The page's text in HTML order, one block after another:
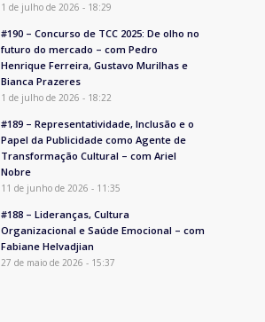
1 de julho de 2026 - 18:29
#190 – Concurso de TCC 2025: De olho no
futuro do mercado – com Pedro
Henrique Ferreira, Gustavo Murilhas e
Bianca Prazeres
1 de julho de 2026 - 18:22
#189 – Representatividade, Inclusão e o
Papel da Publicidade como Agente de
Transformação Cultural – com Ariel
Nobre
11 de junho de 2026 - 11:35
#188 – Lideranças, Cultura
Organizacional e Saúde Emocional – com
Fabiane Helvadjian
27 de maio de 2026 - 15:37